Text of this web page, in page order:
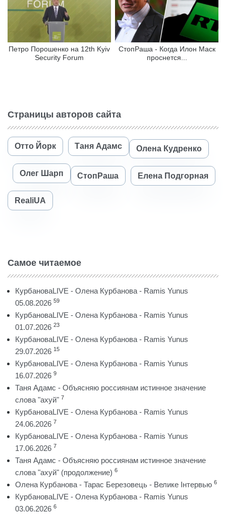
Петро Порошенко на 12th Kyiv
Security Forum
СтопРаша - Когда Илон Маск
проснется...
Страницы авторов сайта
Отто Йорк Таня Адамс Олена Кудренко
Олег Шарп СтопРаша Елена Подгорная
RealiUA
Самое читаемое
КурбановаLIVE - Олена Курбанова - Ramis Yunus
05.08.2026 59
КурбановаLIVE - Олена Курбанова - Ramis Yunus
01.07.2026 23
КурбановаLIVE - Олена Курбанова - Ramis Yunus
29.07.2026 15
КурбановаLIVE - Олена Курбанова - Ramis Yunus
16.07.2026 9
Таня Адамс - Объясняю россиянам истинное значение
слова "ахуй" 7
КурбановаLIVE - Олена Курбанова - Ramis Yunus
24.06.2026 7
КурбановаLIVE - Олена Курбанова - Ramis Yunus
17.06.2026 7
Таня Адамс - Объясняю россиянам истинное значение
слова "ахуй" (продолжение) 6
Олена Курбанова - Тарас Березовець - Велике Інтервью 6
КурбановаLIVE - Олена Курбанова - Ramis Yunus
03.06.2026 6